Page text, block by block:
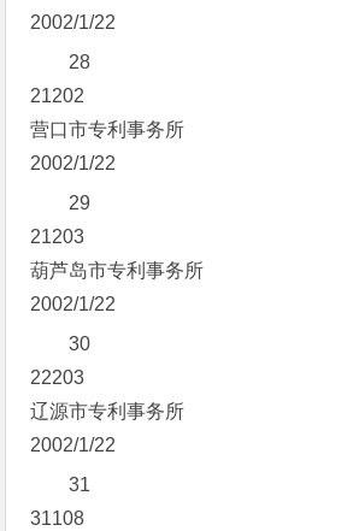
2002/1/22
28
21202
营口市专利事务所
2002/1/22
29
21203
葫芦岛市专利事务所
2002/1/22
30
22203
辽源市专利事务所
2002/1/22
31
31108